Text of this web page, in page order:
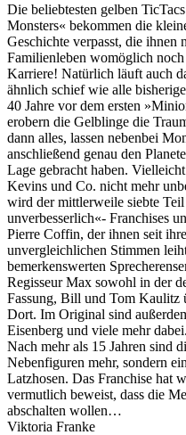
Die beliebtesten gelben
Monsters« bekommen die
Geschichte verpasst, die ihnen
Familienleben womöglich
Karriere! Natürlich läuft auch
ähnlich schief wie alle
40 Jahre vor dem ersten
erobern die Gelblinge die
dann alles, lassen nebenbei
anschließend genau den
Lage gebracht haben.
Kevins und Co. nicht mehr
wird der mittlerweile siebte
unverbesserlich«- Franchises
Pierre Coffin, der ihnen seit
unvergleichlichen Stimmen
bemerkenswerten
Regisseur Max sowohl in der
Fassung, Bill und Tom Kaulitz
Dort. Im Original sind
Eisenberg und viele mehr
Nach mehr als 15 Jahren sind
Nebenfiguren mehr, sondern
Latzhosen. Das Franchise hat
vermutlich beweist, dass die
abschalten wollen…
Viktoria Franke